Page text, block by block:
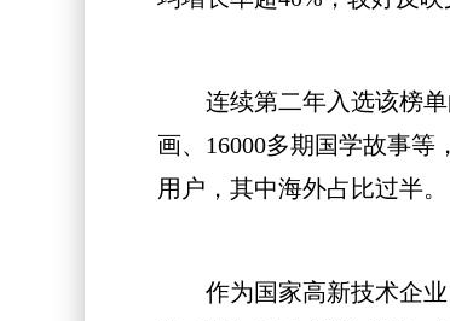
连续第二年入选该榜单
画、16000多期国学故事
用户，其中海外占比过半。
作为国家高新技术企业